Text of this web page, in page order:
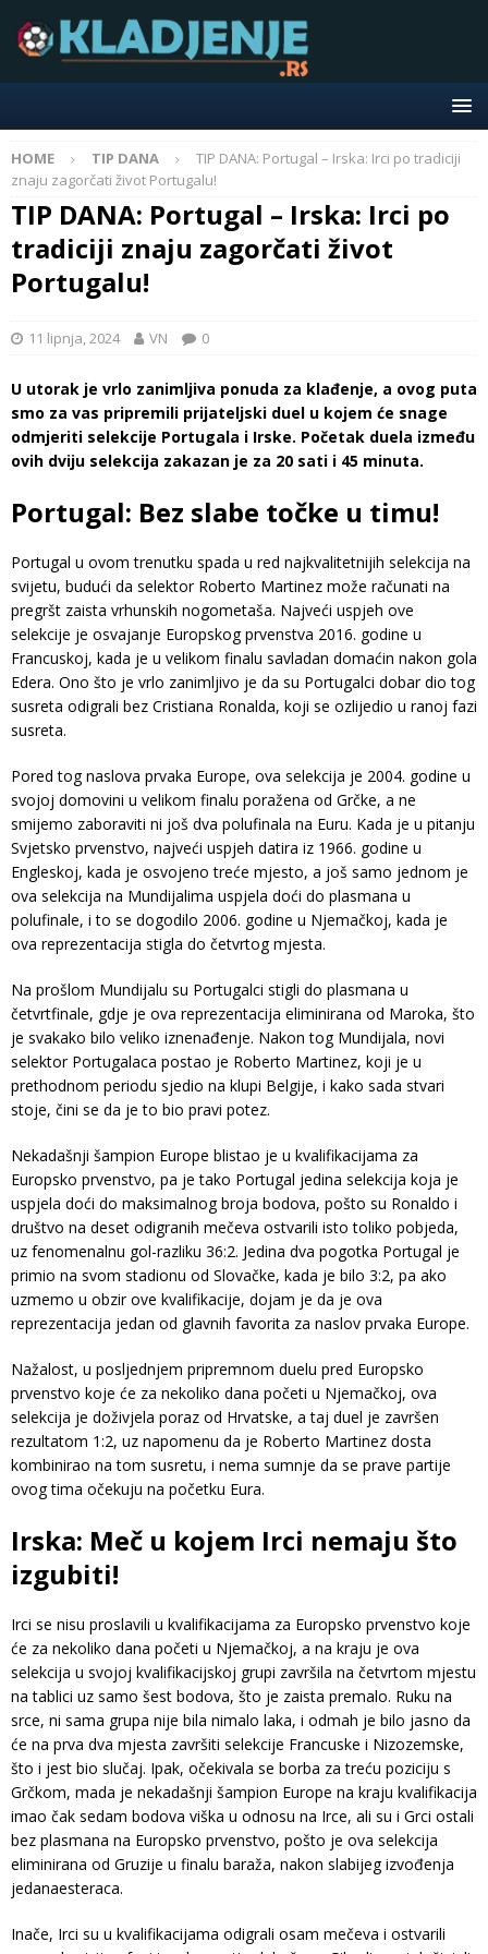
HOME TIP DANA
TIP DANA: Portugal – Irska: Irci po tradiciji
znaju zagorčati život Portugalu!
TIP DANA: Portugal – Irska: Irci po
tradiciji znaju zagorčati život
Portugalu!
11 lipnja, 2024 VN 0
U utorak je vrlo zanimljiva ponuda za klađenje, a ovog puta
smo za vas pripremili prijateljski duel u kojem će snage
odmjeriti selekcije Portugala i Irske. Početak duela između
ovih dviju selekcija zakazan je za 20 sati i 45 minuta.
Portugal: Bez slabe točke u timu!
Portugal u ovom trenutku spada u red najkvalitetnijih selekcija na
svijetu, budući da selektor Roberto Martinez može računati na
pregršt zaista vrhunskih nogometaša. Najveći uspjeh ove
selekcije je osvajanje Europskog prvenstva 2016. godine u
Francuskoj, kada je u velikom finalu savladan domaćin nakon gola
Edera. Ono što je vrlo zanimljivo je da su Portugalci dobar dio tog
susreta odigrali bez Cristiana Ronalda, koji se ozlijedio u ranoj fazi
susreta.
Pored tog naslova prvaka Europe, ova selekcija je 2004. godine u
svojoj domovini u velikom finalu poražena od Grčke, a ne
smijemo zaboraviti ni još dva polufinala na Euru. Kada je u pitanju
Svjetsko prvenstvo, najveći uspjeh datira iz 1966. godine u
Engleskoj, kada je osvojeno treće mjesto, a još samo jednom je
ova selekcija na Mundijalima uspjela doći do plasmana u
polufinale, i to se dogodilo 2006. godine u Njemačkoj, kada je
ova reprezentacija stigla do četvrtog mjesta.
Na prošlom Mundijalu su Portugalci stigli do plasmana u
četvrtfinale, gdje je ova reprezentacija eliminirana od Maroka, što
je svakako bilo veliko iznenađenje. Nakon tog Mundijala, novi
selektor Portugalaca postao je Roberto Martinez, koji je u
prethodnom periodu sjedio na klupi Belgije, i kako sada stvari
stoje, čini se da je to bio pravi potez.
Nekadašnji šampion Europe blistao je u kvalifikacijama za
Europsko prvenstvo, pa je tako Portugal jedina selekcija koja je
uspjela doći do maksimalnog broja bodova, pošto su Ronaldo i
društvo na deset odigranih mečeva ostvarili isto toliko pobjeda,
uz fenomenalnu gol-razliku 36:2. Jedina dva pogotka Portugal je
primio na svom stadionu od Slovačke, kada je bilo 3:2, pa ako
uzmemo u obzir ove kvalifikacije, dojam je da je ova
reprezentacija jedan od glavnih favorita za naslov prvaka Europe.
Nažalost, u posljednjem pripremnom duelu pred Europsko
prvenstvo koje će za nekoliko dana početi u Njemačkoj, ova
selekcija je doživjela poraz od Hrvatske, a taj duel je završen
rezultatom 1:2, uz napomenu da je Roberto Martinez dosta
kombinirao na tom susretu, i nema sumnje da se prave partije
ovog tima očekuju na početku Eura.
Irska: Meč u kojem Irci nemaju što
izgubiti!
Irci se nisu proslavili u kvalifikacijama za Europsko prvenstvo koje
će za nekoliko dana početi u Njemačkoj, a na kraju je ova
selekcija u svojoj kvalifikacijskoj grupi završila na četvrtom mjestu
na tablici uz samo šest bodova, što je zaista premalo. Ruku na
srce, ni sama grupa nije bila nimalo laka, i odmah je bilo jasno da
će na prva dva mjesta završiti selekcije Francuske i Nizozemske,
što i jest bio slučaj. Ipak, očekivala se borba za treću poziciju s
Grčkom, mada je nekadašnji šampion Europe na kraju kvalifikacija
imao čak sedam bodova viška u odnosu na Irce, ali su i Grci ostali
bez plasmana na Europsko prvenstvo, pošto je ova selekcija
eliminirana od Gruzije u finalu baraža, nakon slabijeg izvođenja
jedanaesteraca.
Inače, Irci su u kvalifikacijama odigrali osam mečeva i ostvarili